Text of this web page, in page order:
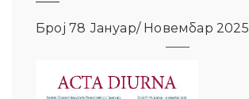
Број 78 Јануар/ Новембар 2025